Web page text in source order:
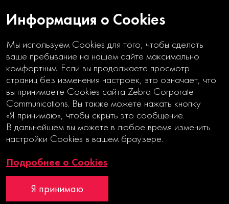
УКРОЩЕНИЕ
СТИХИИ
Годовой отчет
Интерактивный годовой отчет
MOEX
Информация о Cookies
Мы используем Cookies для того, чтобы сделать
ваше пребывание на нашем сайте максимально
комфортным. Если вы продолжаете просмотр
страниц без изменения настроек, это означает, что
вы принимаете Cookies сайта Zebra Corporate
Communications. Вы также можете нажать кнопку
«Я принимаю», чтобы скрыть это сообщение.
В дальнейшем вы можете в любое время изменить
настройки Cookies в вашем браузере.
Подробнее о Cookies
Я принимаю